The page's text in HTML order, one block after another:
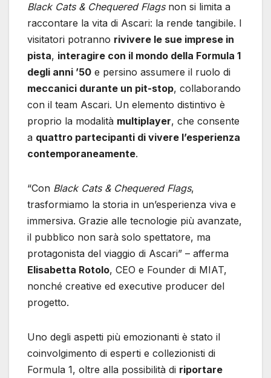
Black Cats & Chequered Flagsnon si limita a
raccontare la vita di Ascari: la rende tangibile. I
visitatori potranno rivivere le sue imprese in
pista, interagire con il mondo della Formula 1
degli anni ’50 e persino assumere il ruolo di
meccanici durante un pit-stop, collaborando
con il team Ascari. Un elemento distintivo è
proprio la modalità multiplayer, che consente
a quattro partecipanti di vivere l’esperienza
contemporaneamente.
“Con Black Cats & Chequered Flags,
trasformiamo la storia in un’esperienza viva e
immersiva. Grazie alle tecnologie più avanzate,
il pubblico non sarà solo spettatore, ma
protagonista del viaggio di Ascari” – afferma
Elisabetta Rotolo, CEO e Founder di MIAT,
nonché creative ed executive producer del
progetto.
Uno degli aspetti più emozionanti è stato il
coinvolgimento di esperti e collezionisti di
Formula 1, oltre alla possibilità di riportare